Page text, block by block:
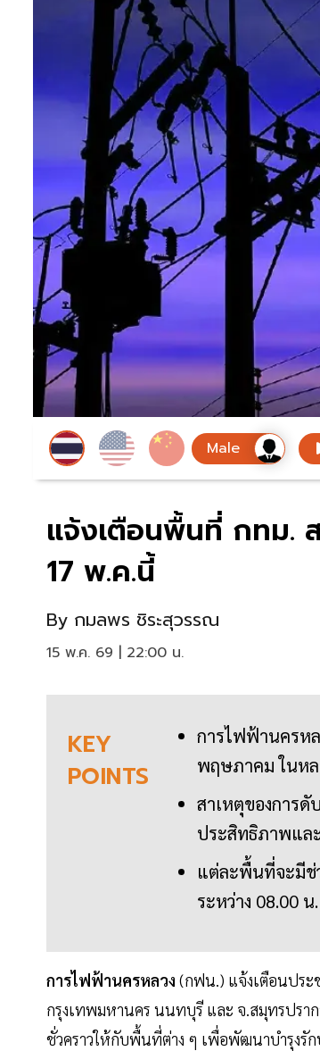
แจ้งเตือนพื้นที่ กทม.
17 พ.ค.นี้
By กมลพร ชิระสุวรรณ
15 พ.ค. 69 | 22:00 น.
KEY
POINTS
การไฟฟ้านครห
พฤษภาคม ในห
สาเหตุของการ
ประสิทธิภาพแล
แต่ละพื้นที่จะมีช่
ระหว่าง 08.00 น
การไฟฟ้านครหลวง (กฟน.) แจ้งเตือนปร
กรุงเทพมหานคร นนทบุรี และ จ.สมุทรปรา
ชั่วคราวให้กับพื้นที่ต่าง ๆ เพื่อพัฒนาบำรุงรั